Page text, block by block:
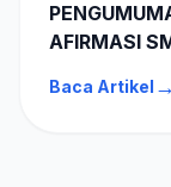
AFIRMASI
Baca Artikel →